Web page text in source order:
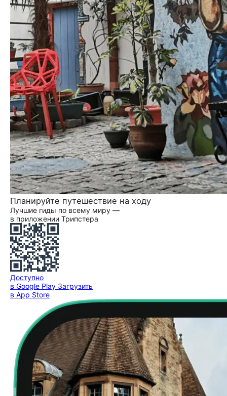
Планируйте путешествие на ходу
Лучшие гиды по всему миру —
в приложении Трипстера
Доступно
в Google Play Загрузить
в App Store